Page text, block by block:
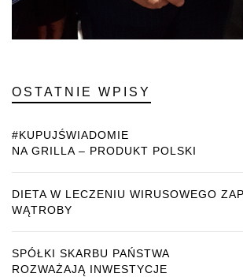
OSTATNIE WPISY
#KUPUJŚWIADOMIE
NA GRILLA – PRODUKT POLSKI
DIETA W LECZENIU WIRUSOWEGO
WĄTROBY
SPÓŁKI SKARBU PAŃSTWA
ROZWAŻAJĄ INWESTYCJE